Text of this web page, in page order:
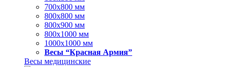
700х800 мм
800х800 мм
800х900 мм
800х1000 мм
1000х1000 мм
Весы “Красная Армия”
Весы медицинские